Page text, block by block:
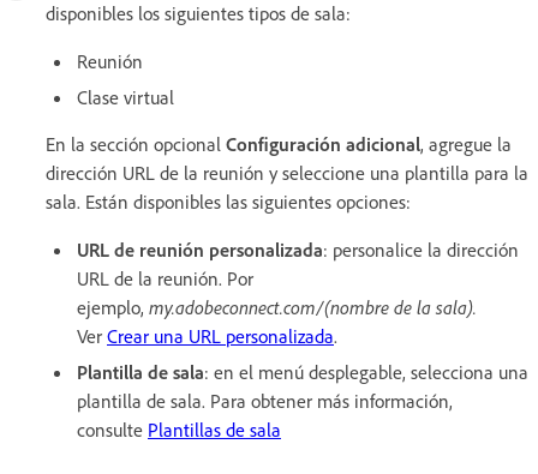
disponibles los siguientes tipos de sala:
Reunión
Clase virtual
En la sección opcional Configuración adicional, agregue la
dirección URL de la reunión y seleccione una plantilla para la
sala. Están disponibles las siguientes opciones:
URL de reunión personalizada: personalice la dirección
URL de la reunión. Por
ejemplo, my.adobeconnect.com/(nombre de la sala).
Ver Crear una URL personalizada.
Plantilla de sala: en el menú desplegable, selecciona una
plantilla de sala. Para obtener más información,
consulte Plantillas de sala